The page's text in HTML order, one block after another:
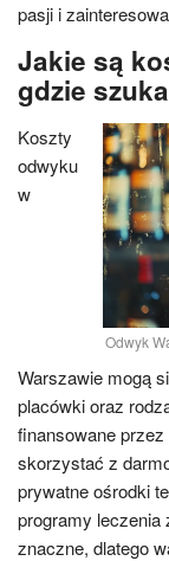
pasji i
Jakie są
gdzie
Odwyk
Koszty
odwyku
w
Warszawie mogą
placówki oraz
finansowane
skorzystać z
prywatne ośrodki
programy leczenia
znaczne, dlatego